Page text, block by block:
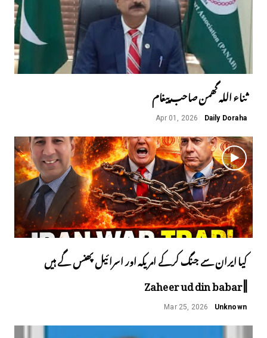
ثناء اللہ گھمن صاحب پیغام
Daily Doraha
Apr 01, 2026
کیا ایران سے جنگ کرکے امریکہ اور اسرائیل پھنس گے ہیں
||Zaheer ud din babar
Unknown
Mar 25, 2026